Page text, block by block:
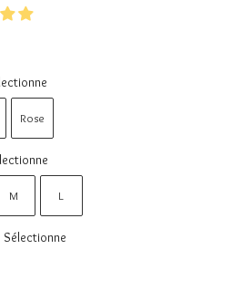
Rose
M L
Sélectionne